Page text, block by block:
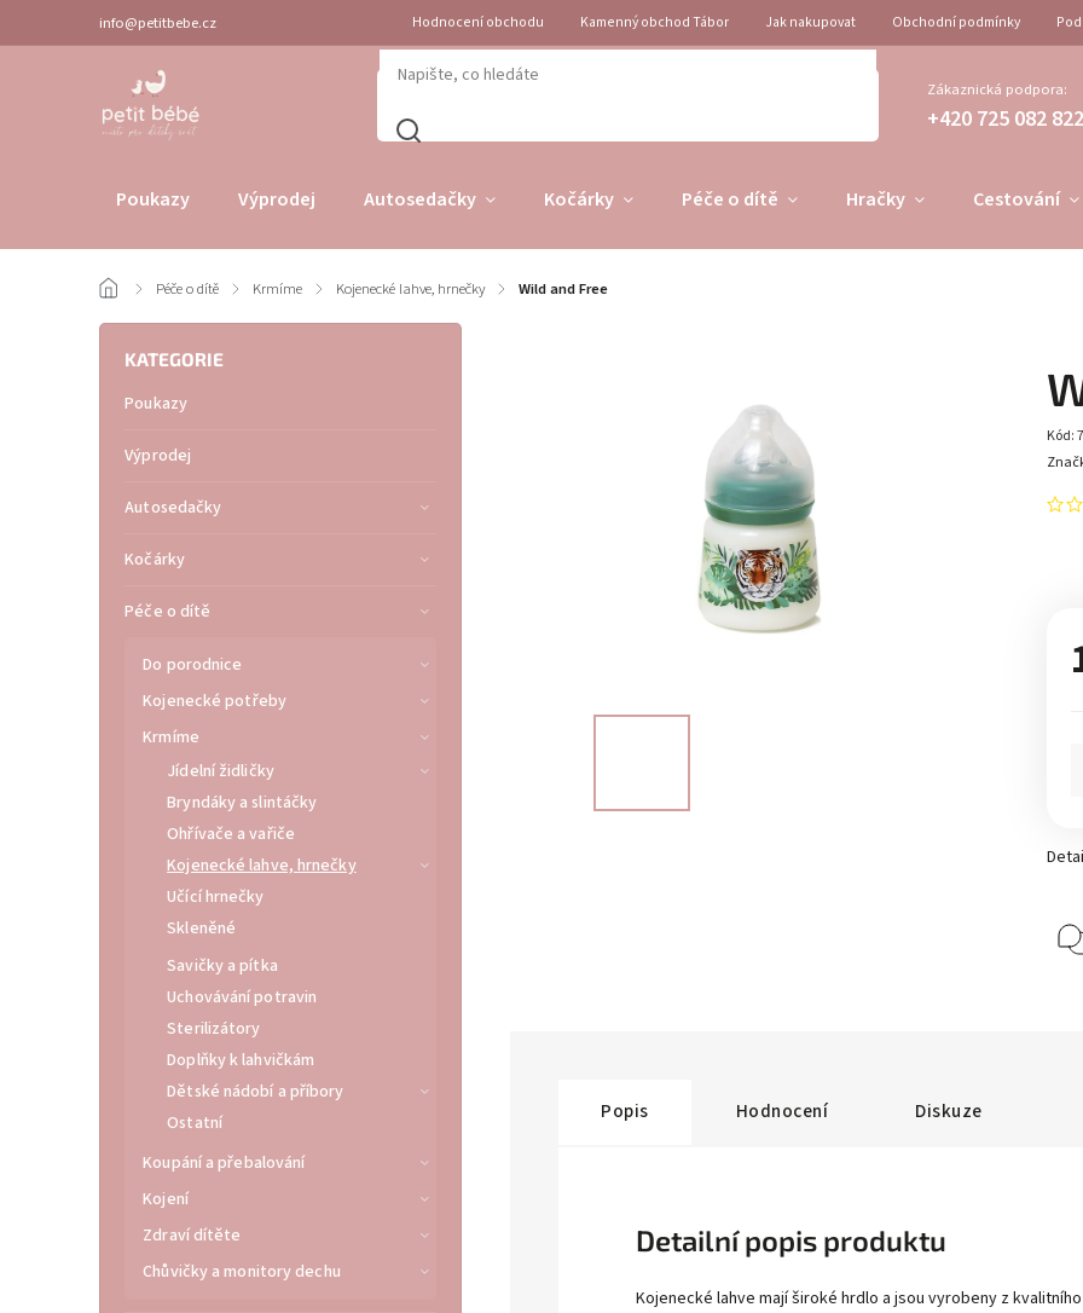
info@petitbebe.cz Hodnocení obchodu Kamenný obchod Tábor Jak nakupovat Obchodní podmínky
Zákaznická podpora:
+420 725 082 822
Poukazy Výprodej Autosedačky Kočárky Péče o dítě Hračky Cestování
/ Péče o dítě / Krmíme / Kojenecké lahve, hrnečky / Wild and Free
KATEGORIE
Poukazy
Výprodej
Autosedačky
Kočárky
Péče o dítě
Do porodnice
Kojenecké potřeby
Krmíme
Jídelní židličky
Bryndáky a slintáčky
Ohřívače a vařiče
Kojenecké lahve, hrnečky
Učící hrnečky
Skleněné
Savičky a pítka
Uchovávání potravin
Sterilizátory
Doplňky k lahvičkám
Dětské nádobí a příbory
Ostatní
Koupání a přebalování
Kojení
Zdraví dítěte
Chůvičky a monitory dechu
Kód:
Popis Hodnocení Diskuze
Detailní popis produktu
Kojenecké lahve mají široké hrdlo a jsou vyrobeny z